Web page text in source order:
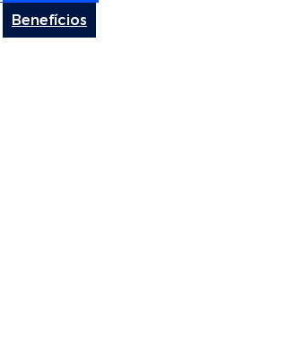
Benefícios